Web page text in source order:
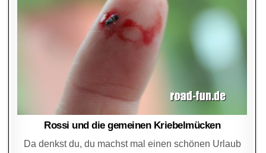
Rossi und die gemeinen Kriebelmücken
Da denkst du, du machst mal einen schönen Urlaub